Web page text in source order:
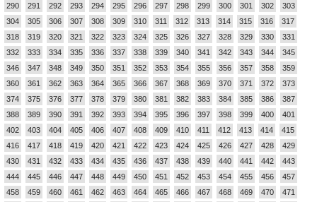
290
291 292 293 294 295 296 297 298 299 300 301 302
303
304
305 306 307 308 309 310 311 312 313 314 315 316
317
318
319 320 321 322 323 324 325 326 327 328 329 330
331
332
333 334 335 336 337 338 339 340 341 342 343 344
345
346
347 348 349 350 351 352 353 354 355 356 357 358
359
360
361 362 363 364 365 366 367 368 369 370 371 372
373
374
375 376 377 378 379 380 381 382 383 384 385 386
387
388
389 390 391 392 393 394 395 396 397 398 399 400
401
402
403 404 405 406 407 408 409 410 411 412 413 414
415
416
417 418 419 420 421 422 423 424 425 426 427 428
429
430
431 432 433 434 435 436 437 438 439 440 441 442
443
444
445 446 447 448 449 450 451 452 453 454 455 456
457
458
459 460 461 462 463 464 465 466 467 468 469 470
471